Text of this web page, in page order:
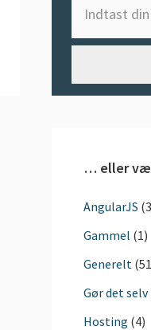
… eller
AngularJS
Gammel (1)
Generelt
Gør det selv
Hosting (4)